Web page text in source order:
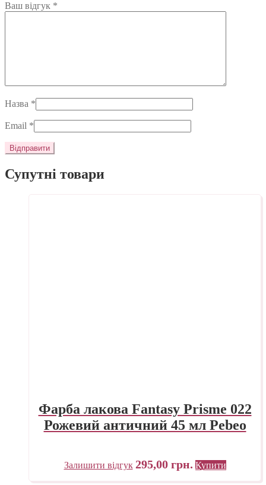
Ваш відгук *
Назва *
Email *
Супутні товари
Фарба лакова Fantasy Prisme 022
Рожевий античний 45 мл Pebeo
Залишити відгук 295,00 грн. Купити